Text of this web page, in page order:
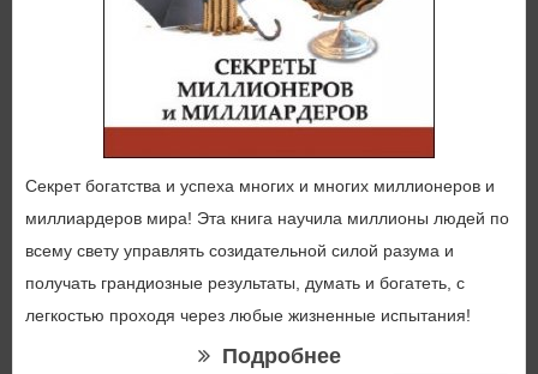
Секрет богатства и успеха многих и многих миллионеров и
миллиардеров мира! Эта книга научила миллионы людей по
всему свету управлять созидательной силой разума и
получать грандиозные результаты, думать и богатеть, с
легкостью проходя через любые жизненные испытания!
Подробнее